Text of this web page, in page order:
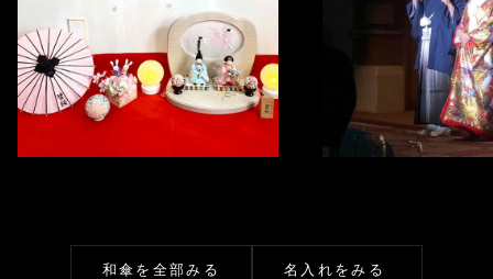
和傘を全部みる 名入れをみる